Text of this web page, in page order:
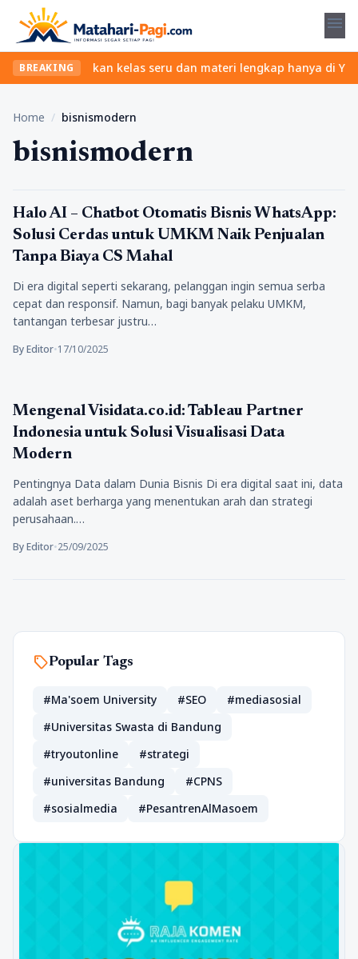
menu
BREAKING
Temukan kelas seru dan materi lengkap hanya di
Home / bisnismodern
bisnismodern
Tekno
Halo AI – Chatbot Otomatis Bisnis WhatsApp:
Solusi Cerdas untuk UMKM Naik Penjualan
Tanpa Biaya CS Mahal
Di era digital seperti sekarang, pelanggan ingin semua serba
cepat dan responsif. Namun, bagi banyak pelaku UMKM,
tantangan terbesar justru…
By Editor•17/10/2025
Tekno
Mengenal Visidata.co.id: Tableau Partner
Indonesia untuk Solusi Visualisasi Data
Modern
Pentingnya Data dalam Dunia Bisnis Di era digital saat ini, data
adalah aset berharga yang menentukan arah dan strategi
perusahaan.…
By Editor•25/09/2025
sellPopular Tags
#Ma'soem University #SEO
#mediasosial
#Universitas Swasta di Bandung
#tryoutonline
#strategi
#universitas Bandung
#CPNS
#sosialmedia
#PesantrenAlMasoem